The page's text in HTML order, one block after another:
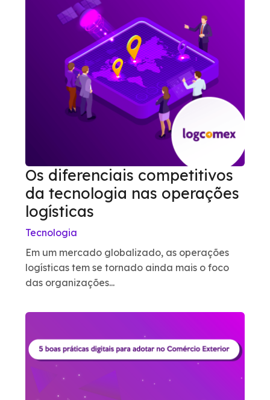
Os diferenciais competitivos
da tecnologia nas operações
logísticas
Tecnologia
Em um mercado globalizado, as operações
logísticas tem se tornado ainda mais o foco
das organizações...